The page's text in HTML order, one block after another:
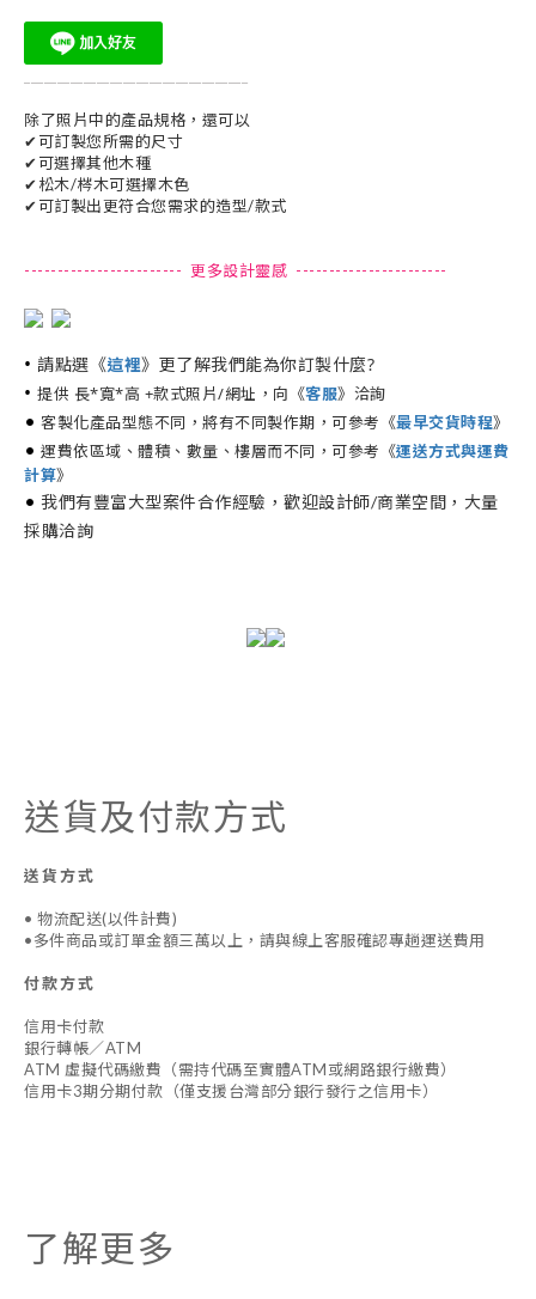
除了照片中的產品規格，還可以
✔可訂製您所需的尺寸
✔可選擇其他木種
✔松木/梣木可選擇木色
✔可訂製出更符合您需求的造型/款式
------------------------ 更多設計靈感 -----------------------
• 請點選《這裡》更了解我們能為你訂製什麼?
• 提供 長*寬*高 +款式照片/網址，向《客服》洽詢
• 客製化產品型態不同，將有不同製作期，可參考《最早交貨時程》
• 運費依區域、體積、數量、樓層而不同，可參考《運送方式與運費
計算》
• 我們有豐富大型案件合作經驗，歡迎設計師/商業空間，大量
採購洽詢
送貨及付款方式
送貨方式
• 物流配送(以件計費)
•多件商品或訂單金額三萬以上，請與線上客服確認專趟運送費用
付款方式
信用卡付款
銀行轉帳／ATM
ATM 虛擬代碼繳費（需持代碼至實體ATM或網路銀行繳費）
信用卡3期分期付款（僅支援台灣部分銀行發行之信用卡）
了解更多